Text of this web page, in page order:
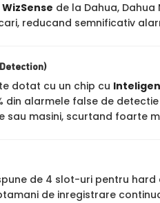
WizSense de la Dahua,
reducand semnificativ
dotat cu un chip cu
din alarmele false de
sau masini, scurtand foarte
de 4 slot-uri pentru
de inregistrare